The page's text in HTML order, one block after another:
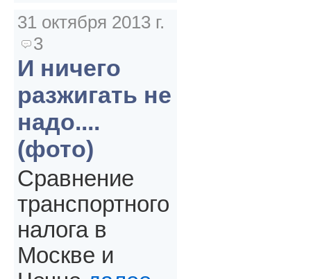
31 октября 2013 г.
3
И ничего
разжигать не
надо....
(фото)
Сравнение
транспортного
налога в
Москве и